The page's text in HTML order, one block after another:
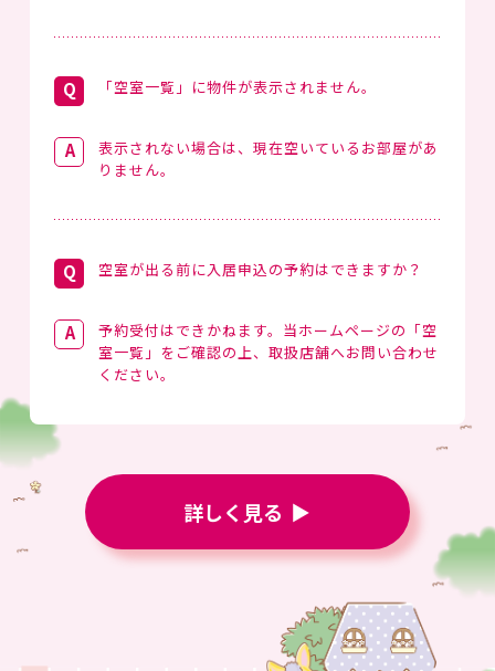
「空室一覧」に物件が表示されません。
表示されない場合は、現在空いているお部屋があ
りません。
空室が出る前に入居申込の予約はできますか？
予約受付はできかねます。当ホームページの「空
室一覧」をご確認の上、取扱店舗へお問い合わせ
ください。
詳しく見る